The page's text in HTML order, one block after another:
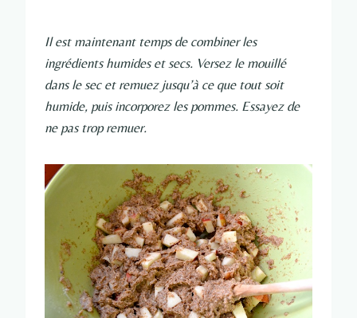
Il est maintenant temps de combiner les
ingrédients humides et secs. Versez le mouillé
dans le sec et remuez jusqu’à ce que tout soit
humide, puis incorporez les pommes. Essayez de
ne pas trop remuer.